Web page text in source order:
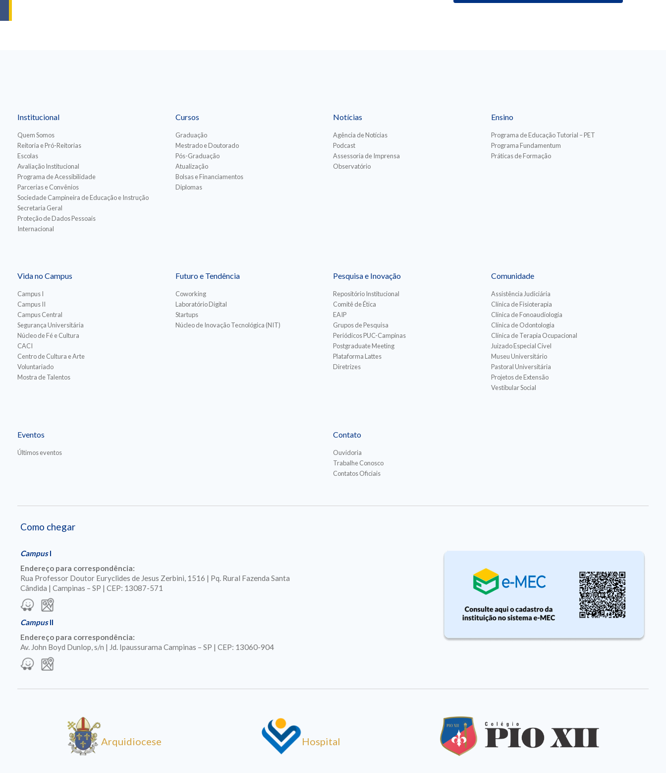
Institucional
Quem Somos
Reitoria e Pró-Reitorias
Escolas
Avaliação Institucional
Programa de Acessibilidade
Parcerias e Convênios
Sociedade Campineira de Educação e Instrução
Secretaria Geral
Proteção de Dados Pessoais
Internacional
Cursos
Graduação
Mestrado e Doutorado
Pós-Graduação
Atualização
Bolsas e Financiamentos
Diplomas
Notícias
Agência de Notícias
Podcast
Assessoria de Imprensa
Observatório
Ensino
Programa de Educação Tutorial – PET
Programa Fundamentum
Práticas de Formação
Vida no Campus
Campus I
Campus II
Campus Central
Segurança Universitária
Núcleo de Fé e Cultura
CACI
Centro de Cultura e Arte
Voluntariado
Mostra de Talentos
Futuro e Tendência
Coworking
Laboratório Digital
Startups
Núcleo de Inovação Tecnológica (NIT)
Pesquisa e Inovação
Repositório Institucional
Comitê de Ética
EAIP
Grupos de Pesquisa
Periódicos PUC-Campinas
Postgraduate Meeting
Plataforma Lattes
Diretrizes
Comunidade
Assistência Judiciária
Clínica de Fisioterapia
Clínica de Fonoaudiologia
Clínica de Odontologia
Clínica de Terapia Ocupacional
Juizado Especial Cível
Museu Universitário
Pastoral Universitária
Projetos de Extensão
Vestibular Social
Eventos
Últimos eventos
Contato
Ouvidoria
Trabalhe Conosco
Contatos Oficiais
Como chegar
CampusI
Endereço para correspondência:
Rua Professor Doutor Euryclides de Jesus Zerbini, 1516 | Pq. Rural Fazenda Santa
Cândida | Campinas – SP | CEP: 13087-571
CampusII
Endereço para correspondência:
Av. John Boyd Dunlop, s/n | Jd. Ipaussurama Campinas – SP | CEP: 13060-904
Arquidiocese Hospital